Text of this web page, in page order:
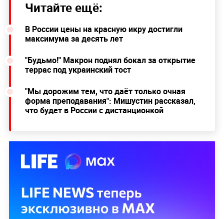
Читайте ещё:
В России цены на красную икру достигли
максимума за десять лет
"Будьмо!" Макрон поднял бокал за открытие
террас под украинский тост
"Мы дорожим тем, что даёт только очная
форма преподавания": Мишустин рассказал,
что будет в России с дистанционкой